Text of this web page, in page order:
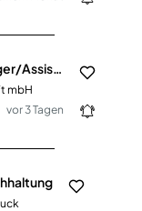
Sekretär/Office Manager/Assistenz (m/w/d)
mbH
vor 3 Tagen